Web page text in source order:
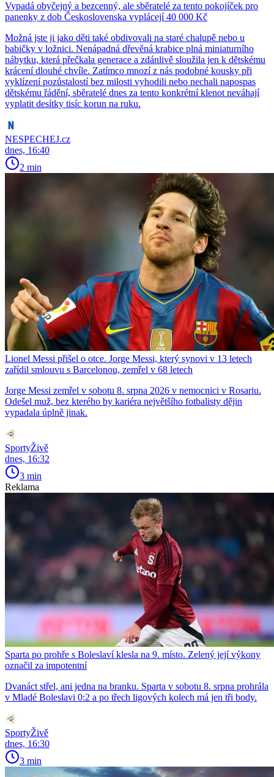
Vypadá obyčejný a bezcenný, ale sběratelé za tento pokojíček pro
panenky z dob Československa vyplácejí 40 000 Kč
Možná jste ji jako děti také obdivovali na staré chalupě nebo u
babičky v ložnici. Nenápadná dřevěná krabice plná miniaturního
nábytku, která přečkala generace a zdánlivě sloužila jen k dětskému
krácení dlouhé chvíle. Zatímco mnozí z nás podobné kousky při
vyklízení pozůstalostí bez milosti vyhodili nebo nechali napospas
dětskému řádění, sběratelé dnes za tento konkrétní klenot neváhají
vyplatit desítky tisíc korun na ruku.
NESPECHEJ.cz
dnes, 16:40
2 min
Lionel Messi přišel o otce. Jorge Messi, který synovi v 13 letech
zařídil smlouvu s Barcelonou, zemřel v 68 letech
Jorge Messi zemřel v sobotu 8. srpna 2026 v nemocnici v Rosariu.
Odešel muž, bez kterého by kariéra největšího fotbalisty dějin
vypadala úplně jinak.
SportyŽivě
dnes, 16:32
3 min
Reklama
Sparta po prohře s Boleslaví klesla na 9. místo. Zelený její výkony
označil za impotentní
Dvanáct střel, ani jedna na branku. Sparta v sobotu 8. srpna prohrála
v Mladé Boleslavi 0:2 a po třech ligových kolech má jen tři body.
SportyŽivě
dnes, 16:30
3 min